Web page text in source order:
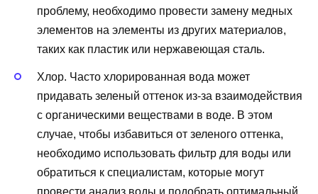
проблему, необходимо провести замену медных
элементов на элементы из других материалов,
таких как пластик или нержавеющая сталь.
Хлор. Часто хлорированная вода может
придавать зеленый оттенок из-за взаимодействия
с органическими веществами в воде. В этом
случае, чтобы избавиться от зеленого оттенка,
необходимо использовать фильтр для воды или
обратиться к специалистам, которые могут
провести анализ воды и подобрать оптимальный